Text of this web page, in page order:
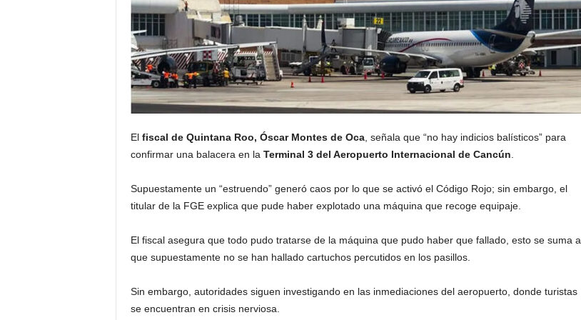
El fiscal de Quintana Roo, Óscar Montes de Oca, señala que “no hay indicios balísticos” para
confirmar una balacera en la Terminal 3 del Aeropuerto Internacional de Cancún
Supuestamente un “estruendo” generó caos por lo que se activó el Código Rojo; sin embargo, el
titular de la FGE explica que pude haber explotado una máquina que recoge equipaje.
El fiscal asegura que todo pudo tratarse de la máquina que pudo haber que fallado, esto se suma a
que supuestamente no se han hallado cartuchos percutidos en los pasillos.
Sin embargo, autoridades siguen investigando en las inmediaciones del aeropuerto, donde turistas
se encuentran en crisis nerviosa.